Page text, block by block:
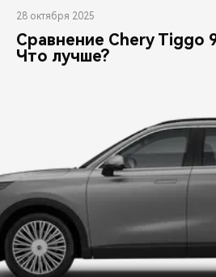
КРОССОВЕРЫ
КРЕДИТ И СТРАХОВАНИЕ
ЗАПЧАСТИ И АКСЕССУАРЫ
О БРЕНДЕ
БЛАГОТВОРИТЕЛЬНОСТЬ
CHERY REMOTE
CHERY И СПОРТ
КРЕДИТ
МЫ В СОЦСЕТЯХ
28 октября 2025
Сравнение Chery Tiggo
Что лучше?